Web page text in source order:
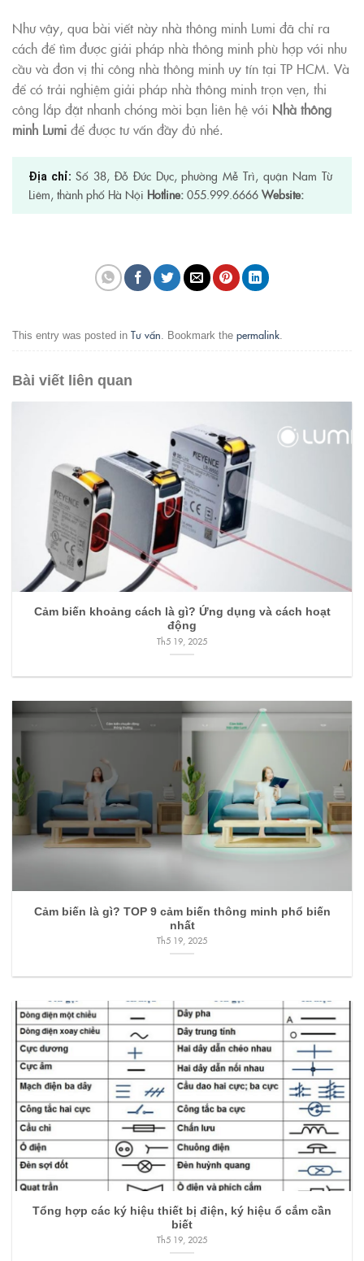
Như vậy, qua bài viết này nhà thông minh Lumi đã chỉ ra
cách để tìm được giải pháp nhà thông minh phù hợp với nhu
cầu và đơn vị thi công nhà thông minh uy tín tại TP HCM. Và
để có trải nghiệm giải pháp nhà thông minh trọn vẹn, thi
công lắp đặt nhanh chóng mời bạn liên hệ với Nhà thông
minh Lumi để được tư vấn đầy đủ nhé.
Địa chỉ: Số 38, Đỗ Đức Dục, phường Mễ Trì, quận Nam Từ
Liêm, thành phố Hà Nội Hotline: 055.999.6666 Website:
This entry was posted in Tư vấn. Bookmark the permalink.
Bài viết liên quan
Cảm biến khoảng cách là gì? Ứng dụng và cách hoạt
động
Th5 19, 2025
Cảm biến là gì? TOP 9 cảm biến thông minh phổ biến
nhất
Th5 19, 2025
Tổng hợp các ký hiệu thiết bị điện, ký hiệu ổ cắm cần
biết
Th5 19, 2025